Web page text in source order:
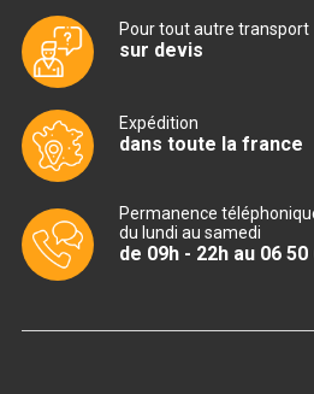
CUISINIÈRE 600 GAZ
CUISINIÈRE 900 GAZ
CUISINIÈRE 600
CUISINIÈRE 700
Pour tout autre transport
sur devis
Expédition
dans toute la france
Permanence
du lundi au samedi
de 09h - 22h au 06 50